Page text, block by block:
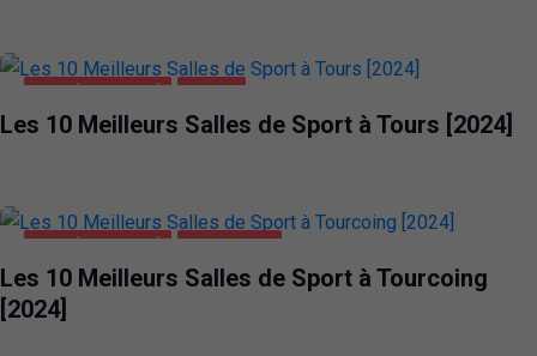
SANTÉ ET BEAUTÉ TOURS
Les 10 Meilleurs Salles de Sport à Tours [2024]
SANTÉ ET BEAUTÉ TOURCOING
Les 10 Meilleurs Salles de Sport à Tourcoing
[2024]